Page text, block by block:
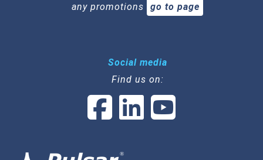
any promotions
go to page
Social media
Find us on: